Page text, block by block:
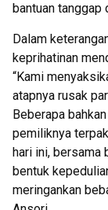
bantuan tanggap
Dalam
keprihatinan
“Kami
atapnya rusak
Beberapa
pemiliknya
hari ini, bersama
bentuk
meringankan